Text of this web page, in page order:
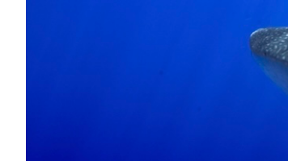
Altrecose
Mondiali calcio